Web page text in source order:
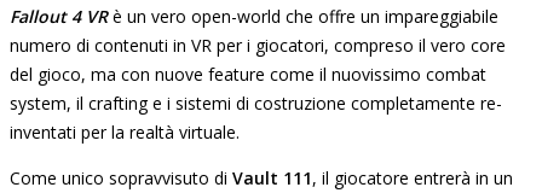
Fallout 4 VRè un vero open-world che offre un impareggiabile
numero di contenuti in VR per i giocatori, compreso il vero core
del gioco, ma con nuove feature come il nuovissimo combat
system, il crafting e i sistemi di costruzione completamente re-
inventati per la realtà virtuale.
Come unico sopravvisuto di Vault 111, il giocatore entrerà in un